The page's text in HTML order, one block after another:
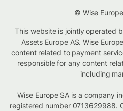
© Wise
This website is jointly operated
Assets Europe AS. Wise
content related to payment
responsible for any content
including
Wise Europe SA is a company
registered number 0713629988.